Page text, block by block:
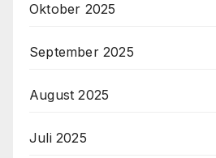
Oktober 2025
September 2025
August 2025
Juli 2025